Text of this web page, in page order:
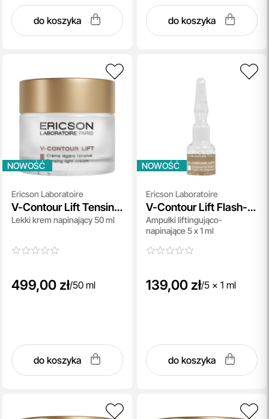
do koszyka do koszyka
NOWOŚĆ
Ericson Laboratoire
V-Contour Lift Tensing
Light Cream
Lekki krem napinający 50 ml
499,00 zł/50 ml
do koszyka
NOWOŚĆ
Ericson Laboratoire
V-Contour Lift Flash-
Lift Ampoule
Ampułki liftingująco-
napinające 5 x 1 ml
139,00 zł/5 x 1 ml
do koszyka